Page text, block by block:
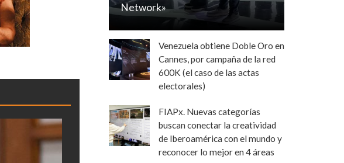
Network»
Venezuela obtiene Doble Oro en
Cannes, por campaña de la red
600K (el caso de las actas
electorales)
FIAPx. Nuevas categorías
buscan conectar la creatividad
de Iberoamérica con el mundo y
reconocer lo mejor en 4 áreas